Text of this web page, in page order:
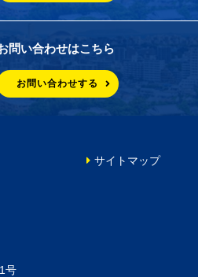
問い合わせはこちら
お問い合わせする
号
サイトマップ